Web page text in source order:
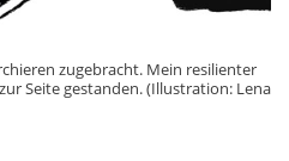
zugebracht. Mein resilienter
Seite gestanden. (Illustration: Lena